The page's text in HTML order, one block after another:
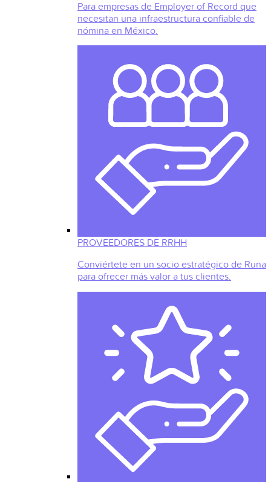
Para empresas de Employer of Record que
necesitan una infraestructura confiable de
nómina en México.
PROVEEDORES DE RRHH
Conviértete en un socio estratégico de Runa
para ofrecer más valor a tus clientes.